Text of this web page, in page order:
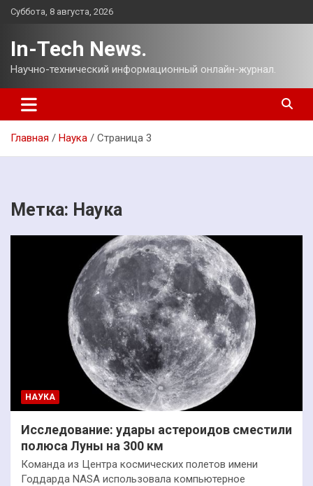
Перейти
Суббота, 8 августа, 2026
In-Tech News.
Научно-технический информационный онлайн-журнал.
Главная Наука Страница 3
Метка: Наука
НАУКА
Исследование: удары астероидов сместили
полюса Луны на 300 км
Команда из Центра космических полетов имени
Годдарда NASA использовала компьютерное